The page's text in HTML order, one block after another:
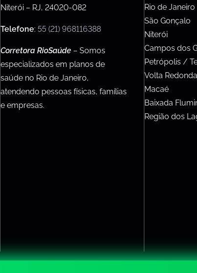
Niterói – RJ, 24020-082
Telefone: 55 (21) 968116388
Corretora RioSaúde – Somos
especializados em planos de
saúde no Rio de Janeiro,
atendendo pessoas físicas, famílias
e empresas.
Rio de Janeiro
São Gonçalo
Niterói
Campos dos
Petrópolis /
Volta Redonda
Macaé
Baixada
Região dos